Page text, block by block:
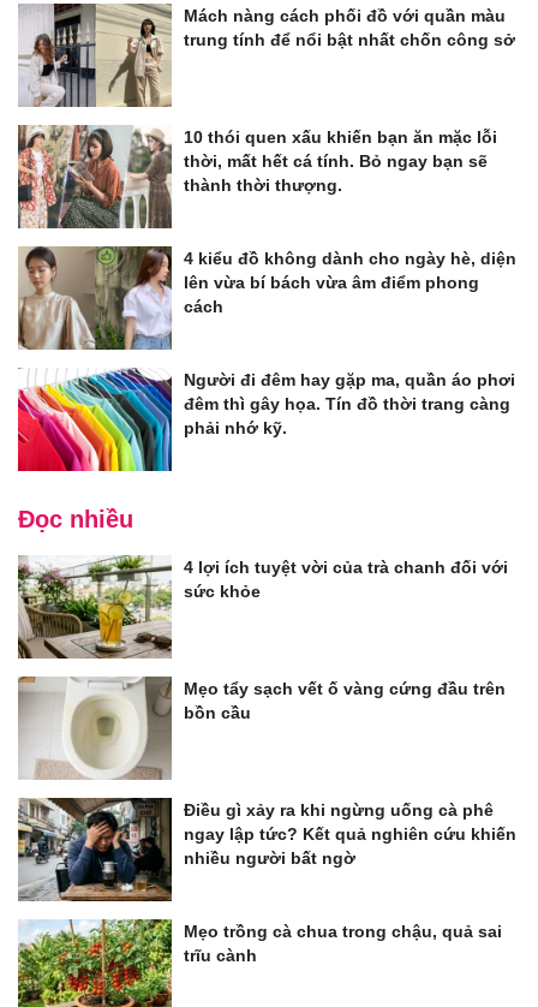
Mách nàng cách phối đồ với quần màu
trung tính để nổi bật nhất chốn công sở
10 thói quen xấu khiến bạn ăn mặc lỗi
thời, mất hết cá tính. Bỏ ngay bạn sẽ
thành thời thượng.
4 kiểu đồ không dành cho ngày hè, diện
lên vừa bí bách vừa âm điểm phong
cách
Người đi đêm hay gặp ma, quần áo phơi
đêm thì gây họa. Tín đồ thời trang càng
phải nhớ kỹ.
Đọc nhiều
4 lợi ích tuyệt vời của trà chanh đối với
sức khỏe
Mẹo tẩy sạch vết ố vàng cứng đầu trên
bồn cầu
Điều gì xảy ra khi ngừng uống cà phê
ngay lập tức? Kết quả nghiên cứu khiến
nhiều người bất ngờ
Mẹo trồng cà chua trong chậu, quả sai
trĩu cành